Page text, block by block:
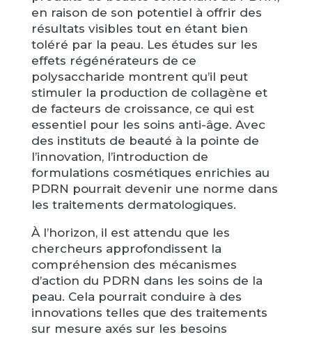
en raison de son potentiel à offrir des
résultats visibles tout en étant bien
toléré par la peau. Les études sur les
effets régénérateurs de ce
polysaccharide montrent qu’il peut
stimuler la production de collagène et
de facteurs de croissance, ce qui est
essentiel pour les soins anti-âge. Avec
des instituts de beauté à la pointe de
l’innovation, l’introduction de
formulations cosmétiques enrichies au
PDRN pourrait devenir une norme dans
les traitements dermatologiques.
À l’horizon, il est attendu que les
chercheurs approfondissent la
compréhension des mécanismes
d’action du PDRN dans les soins de la
peau. Cela pourrait conduire à des
innovations telles que des traitements
sur mesure axés sur les besoins